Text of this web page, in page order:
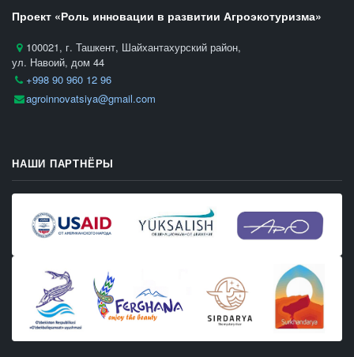
Проект «Роль инновации в развитии Агроэкотуризма»
100021, г. Ташкент, Шайхантахурский район,
ул. Навоий, дом 44
+998 90 960 12 96
agroinnovatsiya@gmail.com
НАШИ ПАРТНЁРЫ